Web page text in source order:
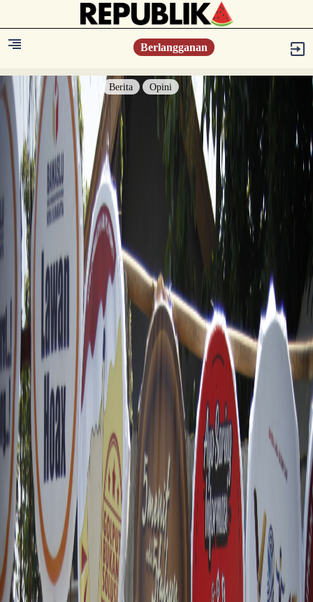
Berlangganan
Berita Opini
Berita
Islam Digest
Hikmah
Konsultasi Syariah
Resonansi
Sejarah
Lensa
Iqtishodia
Sastra
Literasi Umat